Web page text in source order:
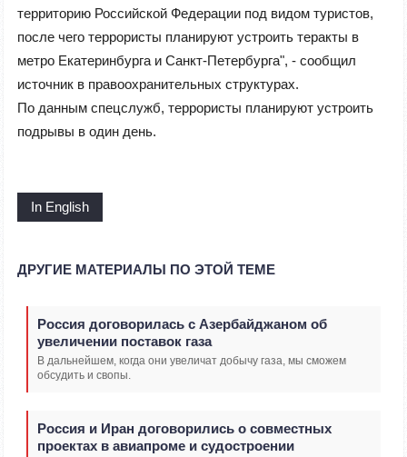
территорию Российской Федерации под видом туристов,
после чего террористы планируют устроить теракты в
метро Екатеринбурга и Санкт-Петербурга", - сообщил
источник в правоохранительных структурах.
По данным спецслужб, террористы планируют устроить
подрывы в один день.
In English
ДРУГИЕ МАТЕРИАЛЫ ПО ЭТОЙ ТЕМЕ
Россия договорилась с Азербайджаном об
увеличении поставок газа
В дальнейшем, когда они увеличат добычу газа, мы сможем
обсудить и свопы.
Россия и Иран договорились о совместных
проектах в авиапроме и судостроении